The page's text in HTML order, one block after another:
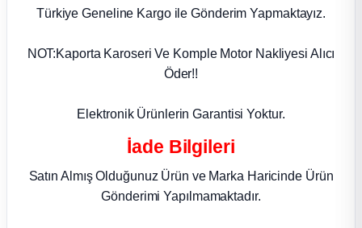
Türkiye Geneline Kargo ile Gönderim Yapmaktayız.
NOT:Kaporta Karoseri Ve Komple Motor Nakliyesi Alıcı
Öder!!
Elektronik Ürünlerin Garantisi Yoktur.
İade Bilgileri
Satın Almış Olduğunuz Ürün ve Marka Haricinde Ürün
Gönderimi Yapılmamaktadır.